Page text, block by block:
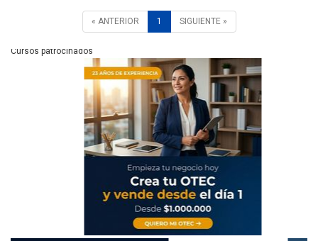
« ANTERIOR 1 SIGUIENTE »
Cursos patrocinados